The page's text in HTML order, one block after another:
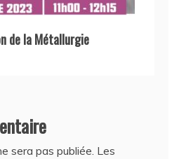
de la Métallurgie
sera pas publiée. Les